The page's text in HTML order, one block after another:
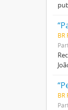
BR
BR